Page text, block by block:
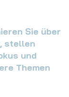
Sie über
stellen
und
Themen